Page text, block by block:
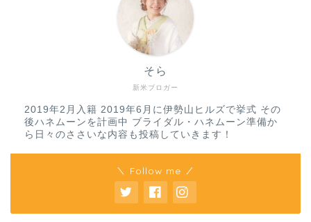
新米ブロガー
そら
2019年2月入籍 2019年6月に伊勢山ヒルズで挙式 その
後ハネムーンを計画中 ブライダル・ハネムーン準備か
ら日々のささいな内容も投稿していきます！
＼ Follow me ／